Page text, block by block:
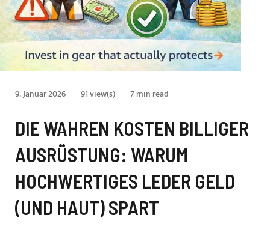
9. Januar 2026 91 view(s) 7 min read
DIE WAHREN KOSTEN BILLIGER
AUSRÜSTUNG: WARUM
HOCHWERTIGES LEDER GELD
(UND HAUT) SPART